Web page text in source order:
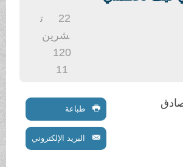
شرين
120
طباعة
البريد الإلكتروني